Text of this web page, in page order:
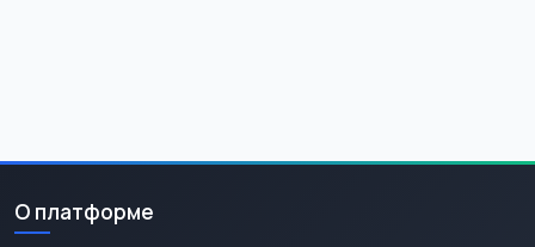
О платформе